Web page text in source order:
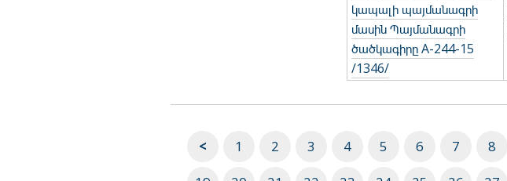
կապալի պայմանագրի
մասին Պայմանագրի
ծածկագիրը A-244-15
/1346/
< 1 2 3 4 5 6 7 8